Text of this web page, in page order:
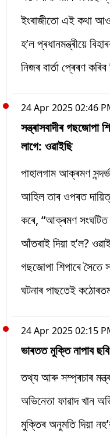
ইংৰাজীতো এই কথা
হ’ল প্ৰধানমন্ত্ৰীয়ে
নিজৰ বাৰ্তা প্ৰেৰণ কৰিব
24 Apr 2025 02:46
সন্ত্ৰাসবাদীৰ গছজোপা
লাগে: ওৱাইছি
পাহালগাম আক্ৰমণ
আহিল তাৰ ওপৰত
কৰে, “আক্ৰমণ সংঘটিত
আঁতৰাই দিয়া হ’ল?
গছজোপা শিপাৰে সৈতে
ঘটনাৰ পাছতেই কঠোৰতম
24 Apr 2025 02:15
ভাৰতত মুক্তি নাপাব
তথ্য আৰু সম্প্ৰচাৰ
অভিনেতা ফাৱাদ খান
মুক্তিৰ অনুমতি দিয়া